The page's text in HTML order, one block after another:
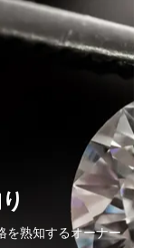
を熟知するオーナー